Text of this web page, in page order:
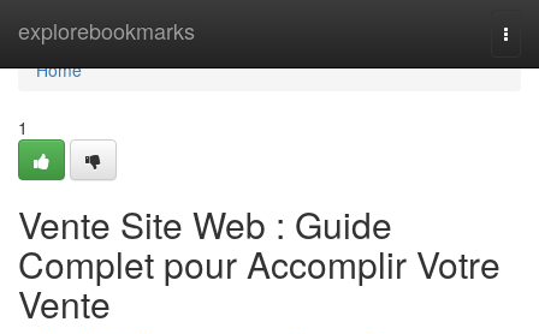
explorebookmarks
Home
Home
1
Vente Site Web : Guide
Complet pour Accomplir Votre
Vente